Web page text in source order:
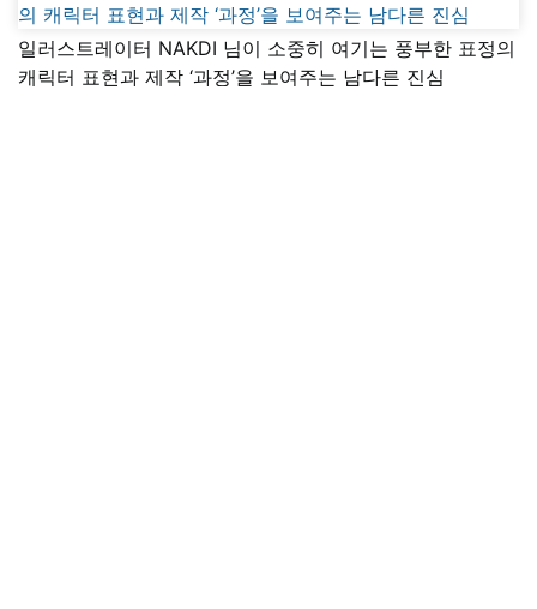
일러스트레이터 NAKDI 님이 소중히 여기는 풍부한 표정의
캐릭터 표현과 제작 ‘과정’을 보여주는 남다른 진심